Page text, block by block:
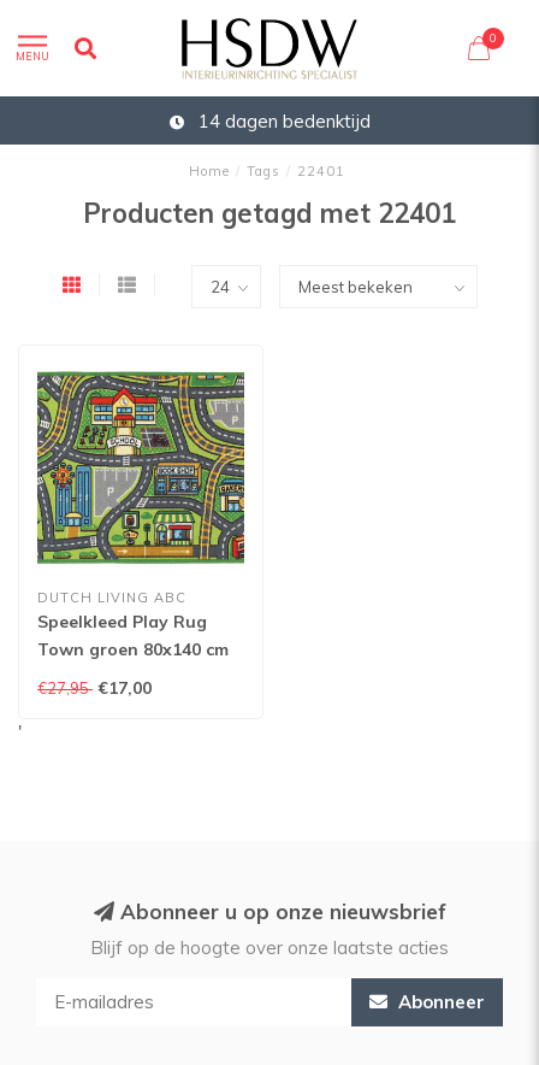
MENU
0
14 dagen bedenktijd
Home / Tags / 22401
Producten getagd met 22401
DUTCH LIVING ABC
Speelkleed Play Rug
Town groen 80x140 cm
€27,95 €17,00
'
Abonneer u op onze nieuwsbrief
Blijf op de hoogte over onze laatste acties
Abonneer